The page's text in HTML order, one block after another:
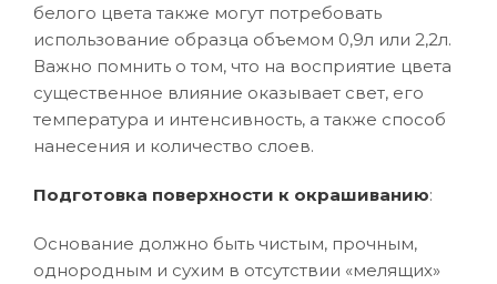
белого цвета также могут потребовать
использование образца объемом 0,9л или 2,2л.
Важно помнить о том, что на восприятие цвета
существенное влияние оказывает свет, его
температура и интенсивность, а также способ
нанесения и количество слоев.
Подготовка поверхности к окрашиванию:
Основание должно быть чистым, прочным,
однородным и сухим в отсутствии «мелящих»